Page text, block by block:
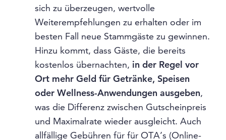
sich zu überzeugen, wertvolle
Weiterempfehlungen zu erhalten oder im
besten Fall neue Stammgäste zu gewinnen.
Hinzu kommt, dass Gäste, die bereits
kostenlos übernachten, in der Regel vor
Ort mehr Geld für Getränke, Speisen
oder Wellness-Anwendungen ausgeben,
was die Differenz zwischen Gutscheinpreis
und Maximalrate wieder ausgleicht. Auch
allfällige Gebühren für für OTA’s (Online-